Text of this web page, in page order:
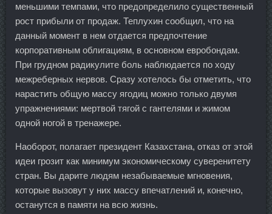
меньшими темпами, что предопределило существенный
рост прибыли от продаж. Теплухин сообщил, что на
данный момент в нем отдается предпочтение
корпоративным облигациям, в основном евробондам.
При грудном радикулите боль наблюдается по ходу
межреберных нервов. Сразу хотелось бы отметить, что
нарастить общую массу ягодиц можно только двумя
упражнениями: мертвой тягой с гантелями и жимом
одной ногой в тренажере.
Наоборот, полагает президент Казахстана, отказ от этой
идеи грозит как минимум экономическому суверенитету
стран. Вы дарите людям незабываемые мгновения,
которые вызовут у них массу впечатлений и, конечно,
останутся в памяти на всю жизнь.